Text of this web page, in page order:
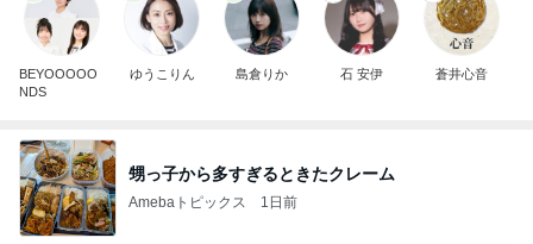
BEYOOOOO
NDS
ゆうこりん 島倉りか 石 安伊 蒼井心音
甥っ子から多すぎるときたクレーム
Amebaトピックス 1日前